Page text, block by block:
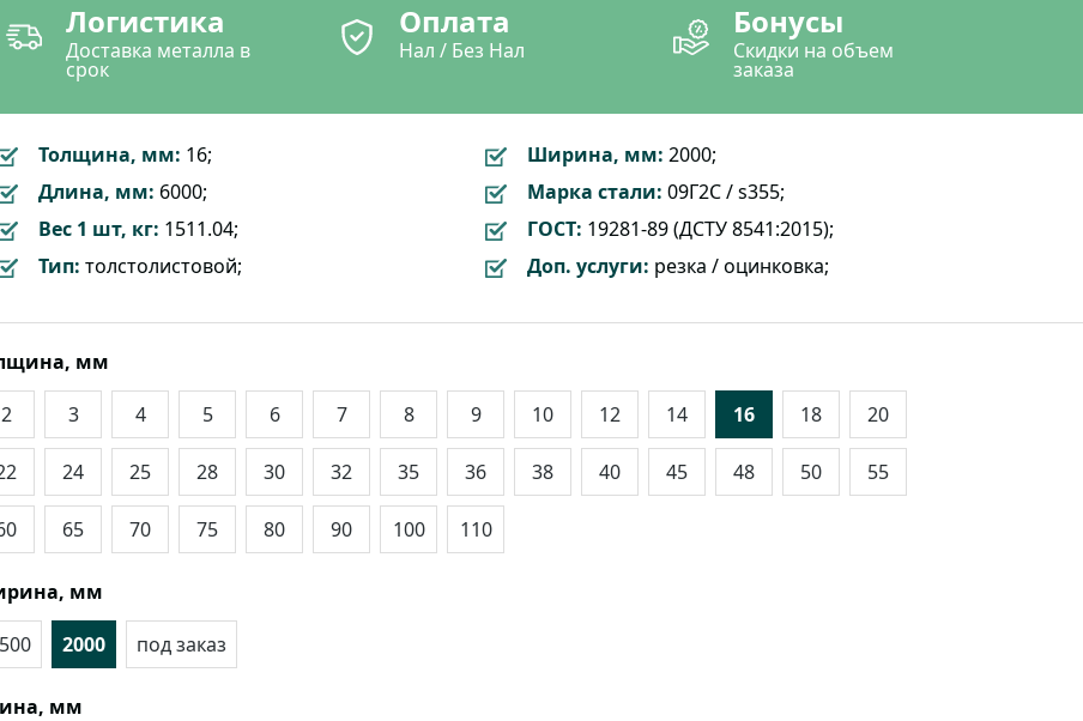
Логистика
Доставка металла в
срок
Оплата
Нал / Без Нал
Бонусы
Скидки на объем
заказа
Толщина, мм: 16; Ширина, мм: 2000;
Длина, мм: 6000; Марка стали: 09Г2С / s355;
Вес 1 шт, кг: 1511.04; ГОСТ: 19281-89 (ДСТУ 8541:2015);
Тип: толстолистовой; Доп. услуги: резка / оцинковка;
мм
2
3 4 5 6 7 8 9 10 12 14 16 18 20
24 25 28 30 32 35 36 38 40 45 48 50 55
65 70 75 80 90 100 110
мм
2000 под заказ
мм